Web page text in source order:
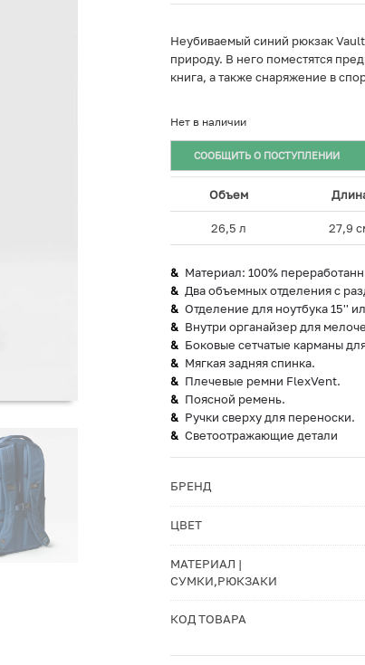
Неубиваемый синий рюкзак
природу. В него поместятся
книга, а также снаряжение в
Нет в наличии
СООБЩИТЬ О ПОСТУПЛЕНИИ
Объем
26,5 л 27,9
Материал: 100%
Два объемных отделения с
Отделение для ноутбука 15''
Внутри органайзер для
Боковые сетчатые карманы
Мягкая задняя спинка.
Плечевые ремни FlexVent.
Поясной ремень.
Ручки сверху для переноски.
Светоотражающие детали
БРЕНД
ЦВЕТ
МАТЕРИАЛ |
СУМКИ,РЮКЗАКИ
КОД ТОВАРА